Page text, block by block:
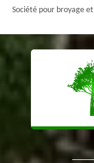
Société pour broyage